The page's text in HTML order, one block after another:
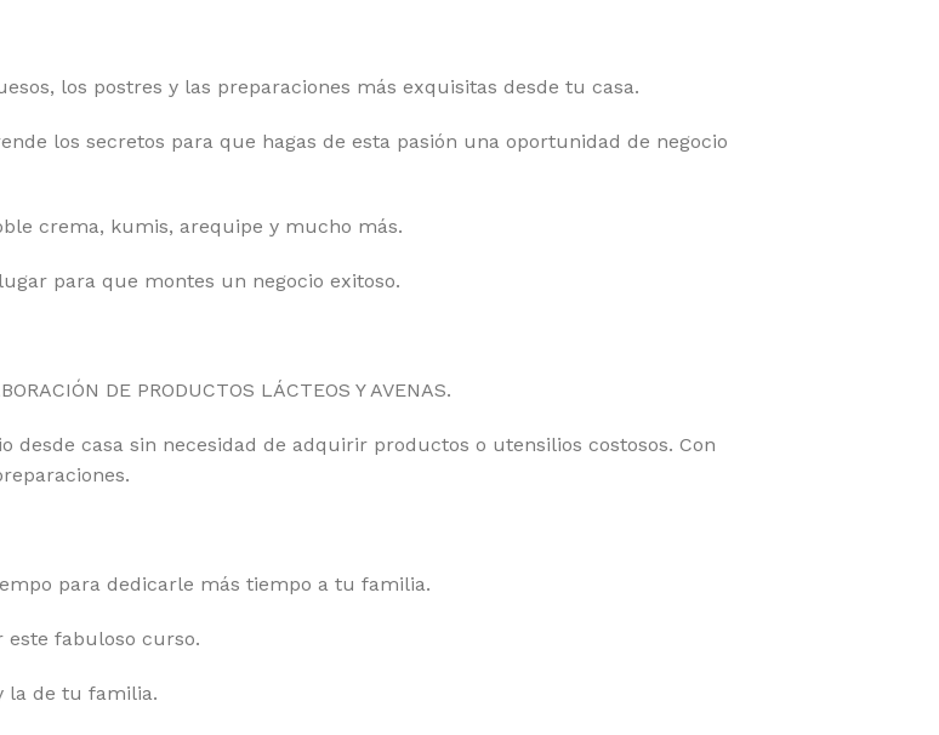
los postres y las preparaciones más exquisitas desde tu casa.
los secretos para que hagas de esta pasión una oportunidad de negocio
crema, kumis, arequipe y mucho más.
para que montes un negocio exitoso.
DE PRODUCTOS LÁCTEOS Y AVENAS.
casa sin necesidad de adquirir productos o utensilios costosos. Con
para dedicarle más tiempo a tu familia.
este fabuloso curso.
la de tu familia.